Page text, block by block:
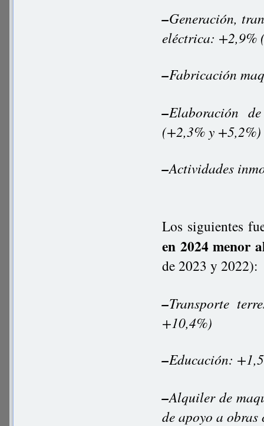
–Generación,
eléctrica: +2,9%
–Fabricación
–Elaboración
(+2,3% y +5,2%)
–Actividades
Los siguientes
en 2024 menor
de 2023 y 2022):
–Transporte
+10,4%)
–Educación:
–Alquiler de
de apoyo a